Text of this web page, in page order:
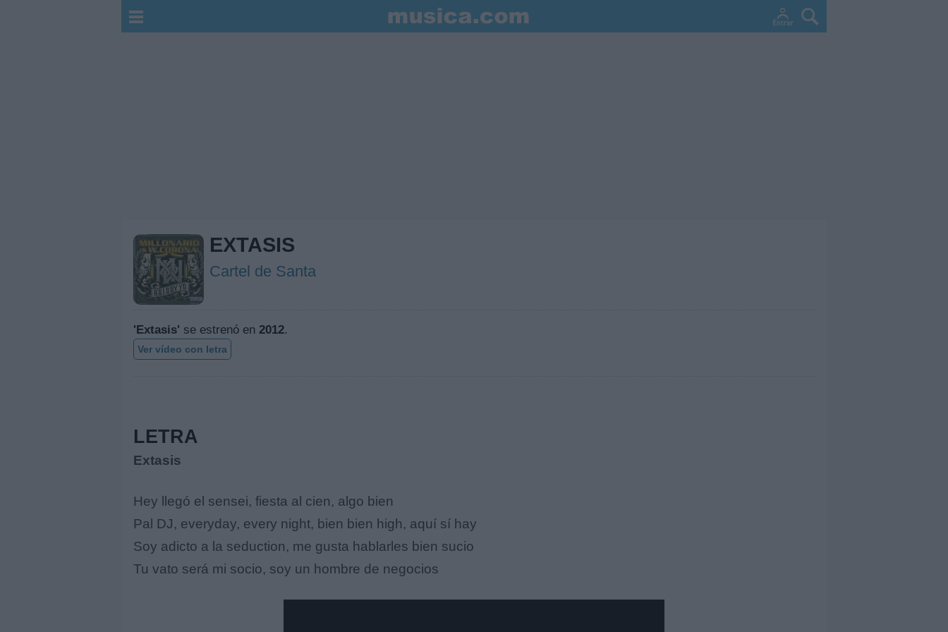
EXTASIS
Cartel de Santa
'Extasis' se estrenó en 2012.
Ver vídeo con letra
LETRA
Extasis
Hey llegó el sensei, fiesta al cien, algo bien
Pal DJ, everyday, every night, bien bien high, aquí sí hay
Soy adicto a la seduction, me gusta hablarles bien sucio
Tu vato será mi socio, soy un hombre de negocios